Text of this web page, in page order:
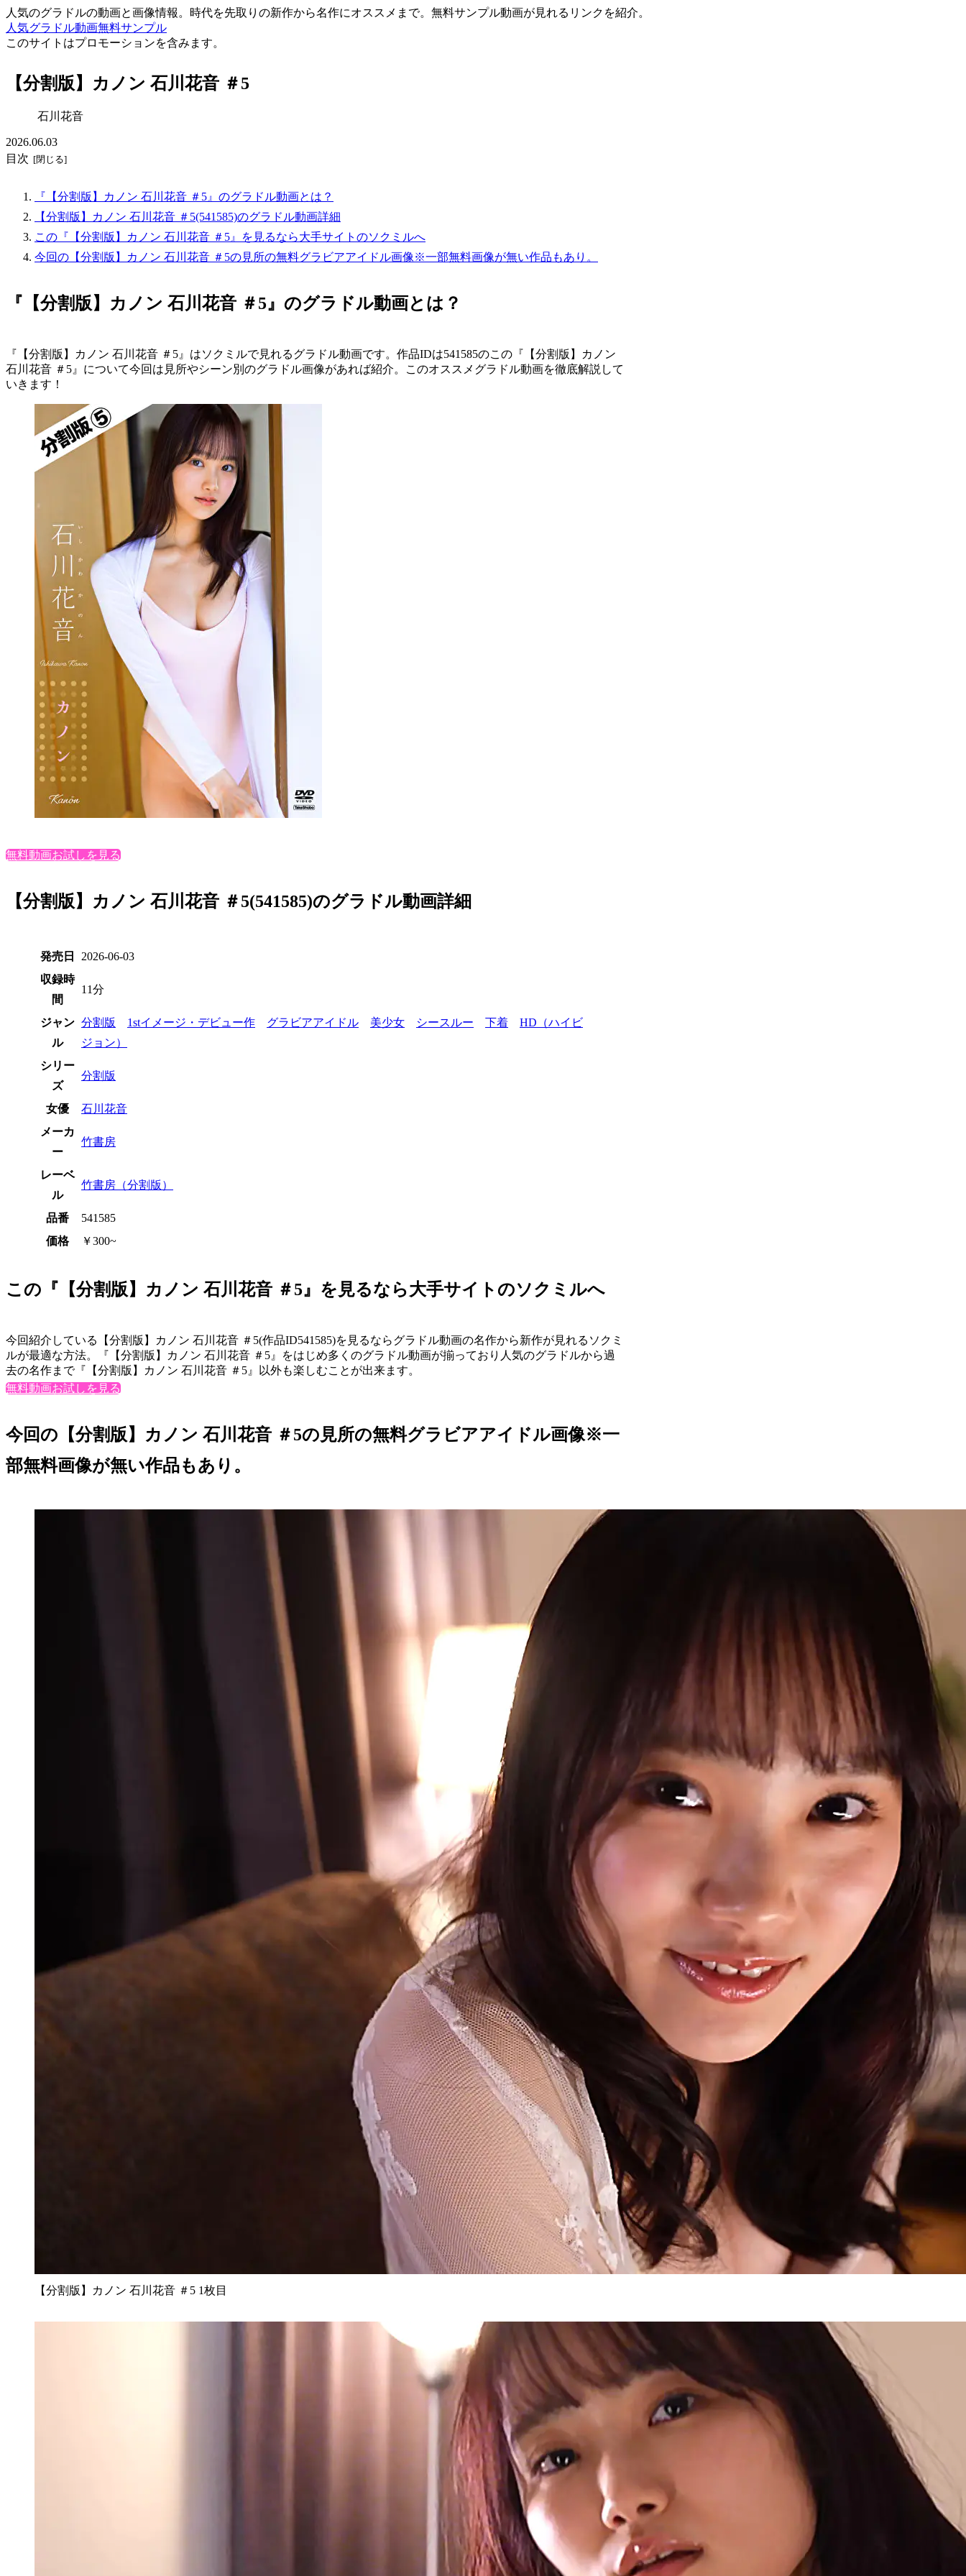
人気のグラドルの動画と画像情報。時代を先取りの新作から名作にオススメまで。無料サンプル動画が見れるリンクを紹介。
人気グラドル動画無料サンプル
このサイトはプロモーションを含みます。
【分割版】カノン 石川花音 ＃5
石川花音
2026.06.03
目次
『【分割版】カノン 石川花音 ＃5』のグラドル動画とは？
【分割版】カノン 石川花音 ＃5(541585)のグラドル動画詳細
この『【分割版】カノン 石川花音 ＃5』を見るなら大手サイトのソクミルへ
今回の【分割版】カノン 石川花音 ＃5の見所の無料グラビアアイドル画像※一部無料画像が無い作品もあり。
『【分割版】カノン 石川花音 ＃5』のグラドル動画とは？
『【分割版】カノン 石川花音 ＃5』はソクミルで見れるグラドル動画です。作品IDは541585のこの『【分割版】カノン
石川花音 ＃5』について今回は見所やシーン別のグラドル画像があれば紹介。このオススメグラドル動画を徹底解説して
いきます！
無料動画お試しを見る
【分割版】カノン 石川花音 ＃5(541585)のグラドル動画詳細
発売日
2026-06-03
収録時
間
11分
ジャン
ル
分割版 1stイメージ・デビュー作 グラビアアイドル 美少女 シースルー 下着
HD（ハイビ
ジョン）
シリー
ズ
分割版
女優
石川花音
メーカ
ー
竹書房
レーベ
ル
竹書房（分割版）
品番
541585
価格
￥300~
この『【分割版】カノン 石川花音 ＃5』を見るなら大手サイトのソクミルへ
今回紹介している【分割版】カノン 石川花音 ＃5(作品ID541585)を見るならグラドル動画の名作から新作が見れるソクミ
ルが最適な方法。『【分割版】カノン 石川花音 ＃5』をはじめ多くのグラドル動画が揃っており人気のグラドルから過
去の名作まで『【分割版】カノン 石川花音 ＃5』以外も楽しむことが出来ます。
無料動画お試しを見る
今回の【分割版】カノン 石川花音 ＃5の見所の無料グラビアアイドル画像※一
部無料画像が無い作品もあり。
【分割版】カノン 石川花音 ＃5 1枚目